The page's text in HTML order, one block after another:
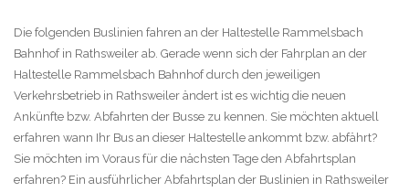
Die folgenden Buslinien fahren an der Haltestelle Rammelsbach
Bahnhof in Rathsweiler ab. Gerade wenn sich der Fahrplan an der
Haltestelle Rammelsbach Bahnhof durch den jeweiligen
Verkehrsbetrieb in Rathsweiler ändert ist es wichtig die neuen
Ankünfte bzw. Abfahrten der Busse zu kennen. Sie möchten aktuell
erfahren wann Ihr Bus an dieser Haltestelle ankommt bzw. abfährt?
Sie möchten im Voraus für die nächsten Tage den Abfahrtsplan
erfahren? Ein ausführlicher Abfahrtsplan der Buslinien in Rathsweiler